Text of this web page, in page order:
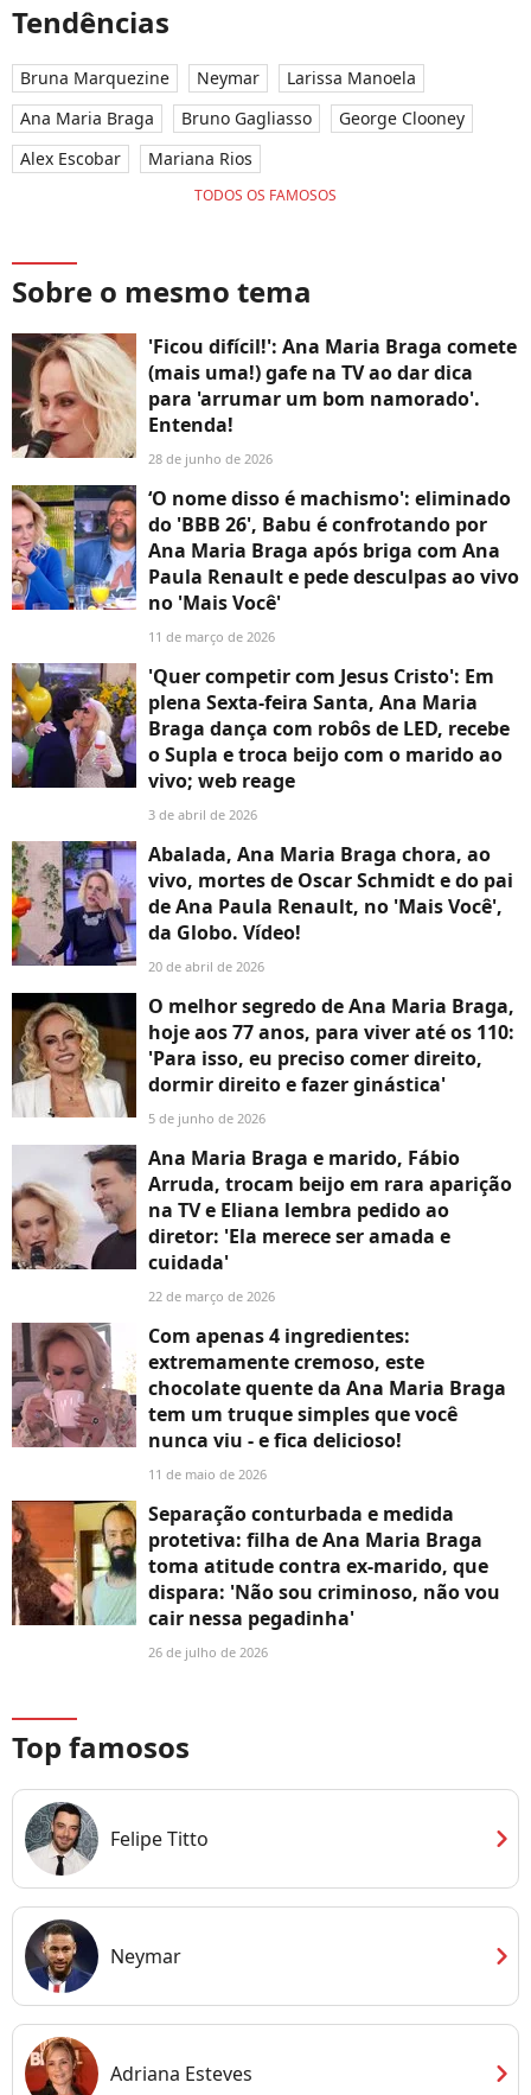
Tendências
Bruna Marquezine Neymar
Larissa Manoela
Ana Maria Braga
Bruno Gagliasso
George Clooney
Alex Escobar
Mariana Rios
TODOS OS FAMOSOS
Sobre o mesmo tema
'Ficou difícil!': Ana Maria Braga comete
(mais uma!) gafe na TV ao dar dica
para 'arrumar um bom namorado'.
Entenda!
28 de junho de 2026
‘O nome disso é machismo': eliminado
do 'BBB 26', Babu é confrotando por
Ana Maria Braga após briga com Ana
Paula Renault e pede desculpas ao vivo
no 'Mais Você'
11 de março de 2026
'Quer competir com Jesus Cristo': Em
plena Sexta-feira Santa, Ana Maria
Braga dança com robôs de LED, recebe
o Supla e troca beijo com o marido ao
vivo; web reage
3 de abril de 2026
Abalada, Ana Maria Braga chora, ao
vivo, mortes de Oscar Schmidt e do pai
de Ana Paula Renault, no 'Mais Você',
da Globo. Vídeo!
20 de abril de 2026
O melhor segredo de Ana Maria Braga,
hoje aos 77 anos, para viver até os 110:
'Para isso, eu preciso comer direito,
dormir direito e fazer ginástica'
5 de junho de 2026
Ana Maria Braga e marido, Fábio
Arruda, trocam beijo em rara aparição
na TV e Eliana lembra pedido ao
diretor: 'Ela merece ser amada e
cuidada'
22 de março de 2026
Com apenas 4 ingredientes:
extremamente cremoso, este
chocolate quente da Ana Maria Braga
tem um truque simples que você
nunca viu - e fica delicioso!
11 de maio de 2026
Separação conturbada e medida
protetiva: filha de Ana Maria Braga
toma atitude contra ex-marido, que
dispara: 'Não sou criminoso, não vou
cair nessa pegadinha'
26 de julho de 2026
Top famosos
Felipe Titto chevron_right
Neymar chevron_right
Adriana Esteves chevron_right